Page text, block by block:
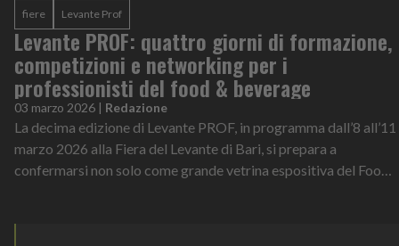
fiere Levante Prof
Levante PROF: quattro giorni di formazione,
competizioni e networking per i
professionisti del food & beverage
03 marzo 2026 | Redazione
La decima edizione di Levante PROF, in programma dall’8 all’11
marzo 2026 alla Fiera del Levante di Bari, si prepara a
confermarsi non solo come grande vetrina espositiva del Food